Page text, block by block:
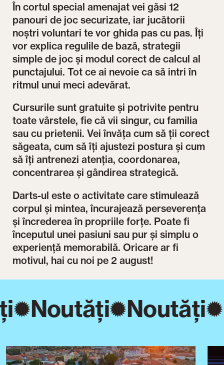
În cortul special amenajat vei găsi 12
panouri de joc securizate, iar jucătorii
noștri voluntari te vor ghida pas cu pas. Îți
vor explica regulile de bază, strategii
simple de joc și modul corect de calcul al
punctajului. Tot ce ai nevoie ca să intri în
ritmul unui meci adevărat.
Cursurile sunt gratuite și potrivite pentru
toate vârstele, fie că vii singur, cu familia
sau cu prietenii. Vei învăța cum să ții corect
săgeata, cum să îți ajustezi postura și cum
să îți antrenezi atenția, coordonarea,
concentrarea și gândirea strategică.
Darts-ul este o activitate care stimulează
corpul și mintea, încurajează perseverența
și încrederea în propriile forțe. Poate fi
începutul unei pasiuni sau pur și simplu o
experiență memorabilă. Oricare ar fi
motivul, hai cu noi pe 2 august!
Noutăți Noutăți